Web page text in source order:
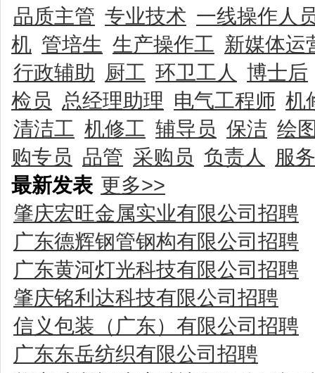
品质主管 专业技术 一线操作人
机 管培生 生产操作工 新媒体运
行政辅助 厨工 环卫工人
博士后
检员 总经理助理 电气工程师 机
清洁工 机修工 辅导员 保洁 绘
购专员 品管 采购员 负责人
服
最新发表 更多>>
肇庆宏旺金属实业有限公司招聘
广东德辉钢管钢构有限公司招聘
广东黄河灯光科技有限公司招聘
肇庆铭利达科技有限公司招聘
信义包装（广东）有限公司招聘
广东东岳纺织有限公司招聘